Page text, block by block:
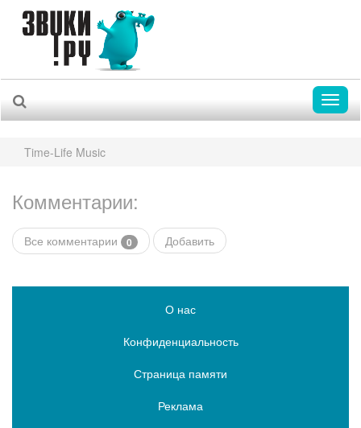
Time-Life Music
Комментарии:
Все комментарии 0 Добавить
О нас
Конфиденциальность
Страница памяти
Реклама